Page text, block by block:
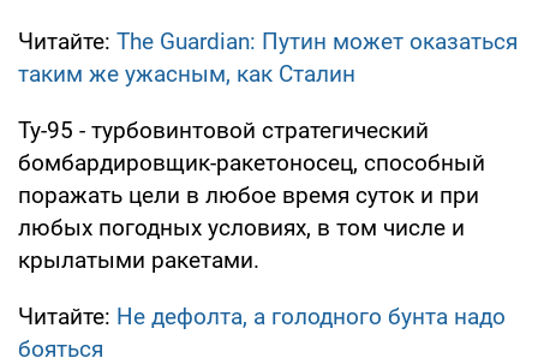
Читайте: The Guardian: Путин может оказаться
таким же ужасным, как Сталин
Ту-95 - турбовинтовой стратегический
бомбардировщик-ракетоносец, способный
поражать цели в любое время суток и при
любых погодных условиях, в том числе и
крылатыми ракетами.
Читайте: Не дефолта, а голодного бунта надо
бояться